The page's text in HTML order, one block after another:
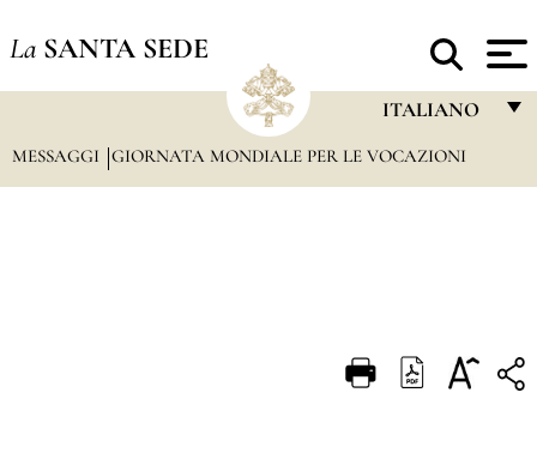
La SANTA SEDE
ITALIANO
FRANÇAIS
DEUTSCH
MESSAGGI GIORNATA MONDIALE PER LE VOCAZIONI